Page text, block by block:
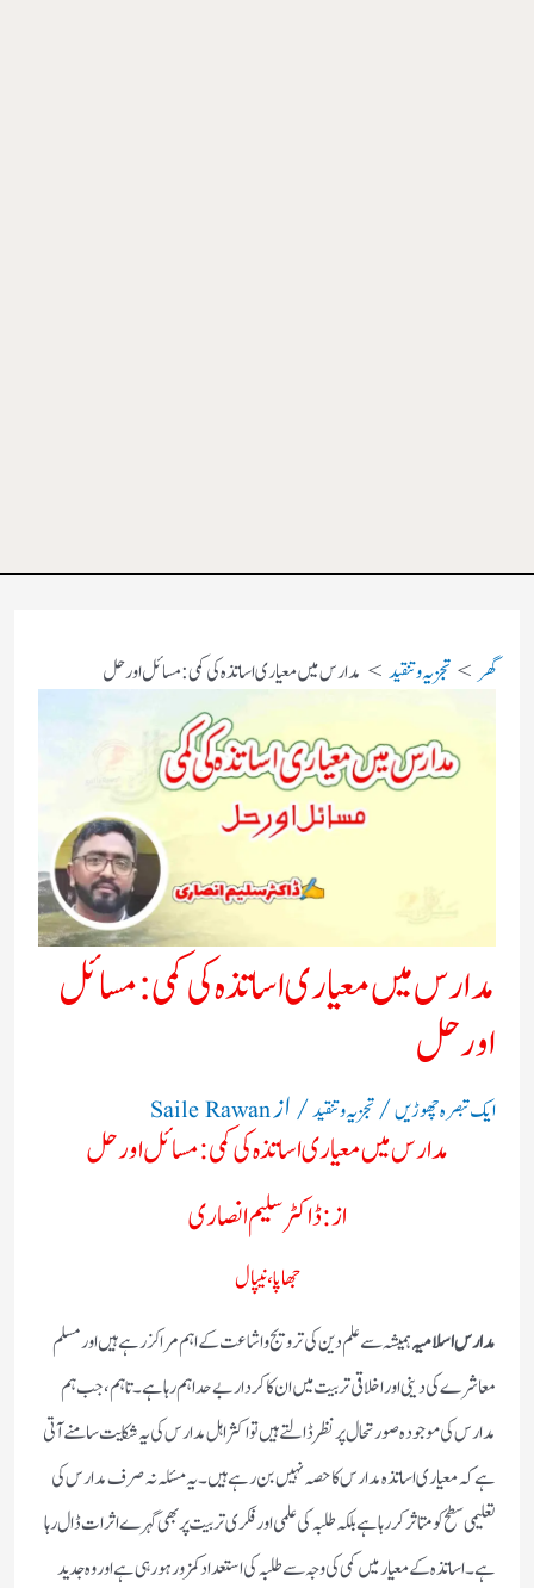
گھر تجزیہ و تنقید مدارس میں معیاری اساتذہ کی کمی: مسائل اور حل
مدارس میں معیاری اساتذہ کی کمی: مسائل
اور حل
ایک تبصرہ چھوڑیں/تجزیہ و تنقید/ ازSaile Rawan
مدارس میں معیاری اساتذہ کی کمی: مسائل اور حل
از: ڈاکٹر سلیم انصاری
جھاپا، نیپال
مدارس اسلامیہہمیشہ سے علم دین کی ترویج و اشاعت کے اہم مراکز رہے ہیں اور مسلم
معاشرے کی دینی اور اخلاقی تربیت میں ان کا کردار بے حد اہم رہا ہے۔ تاہم، جب ہم
مدارس کی موجودہ صورتحال پر نظر ڈالتے ہیں تو اکثر اہل مدارس کی یہ شکایت سامنے آتی
ہے کہ معیاری اساتذہ مدارس کا حصہ نہیں بن رہے ہیں۔ یہ مسئلہ نہ صرف مدارس کی
تعلیمی سطح کو متاثر کر رہا ہے بلکہ طلبہ کی علمی اور فکری تربیت پر بھی گہرے اثرات ڈال رہا
ہے۔ اساتذہ کے معیار میں کمی کی وجہ سے طلبہ کی استعداد کمزور ہو رہی ہے اور وہ جدید